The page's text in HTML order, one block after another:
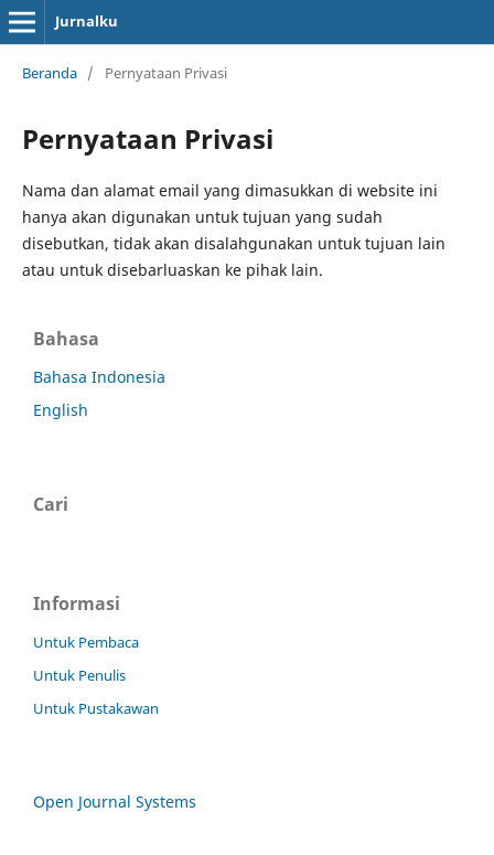
Jurnalku
Beranda / Pernyataan Privasi
Pernyataan Privasi
Nama dan alamat email yang dimasukkan di website ini
hanya akan digunakan untuk tujuan yang sudah
disebutkan, tidak akan disalahgunakan untuk tujuan lain
atau untuk disebarluaskan ke pihak lain.
Bahasa
Bahasa Indonesia
English
Cari
Informasi
Untuk Pembaca
Untuk Penulis
Untuk Pustakawan
Open Journal Systems